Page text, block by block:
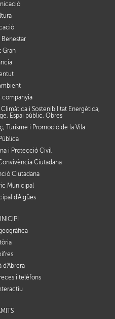
Benestar
Gran
companyia
i Sostenibilitat Energètica,
Espai públic, Obres
Turisme i Promoció de la Vila
i Protecció Civil
Ciutadana
Ciutadana
Municipal
d'Aigües
d'Abrera
i telèfons